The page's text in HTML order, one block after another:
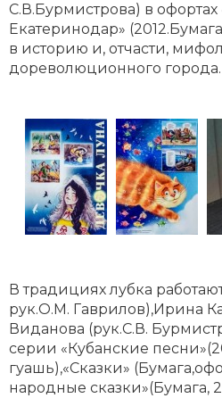
С.В.Бурмистрова) в офортах
Екатеринодар»
в историю и, отчасти,
дореволюционного города.
В традициях лубка
рук.О.М. Гаврилов),Ирина
Виданова (рук.С.В.
серии «Кубанские
гуашь),«Сказки»
народные сказки»(Бумага,